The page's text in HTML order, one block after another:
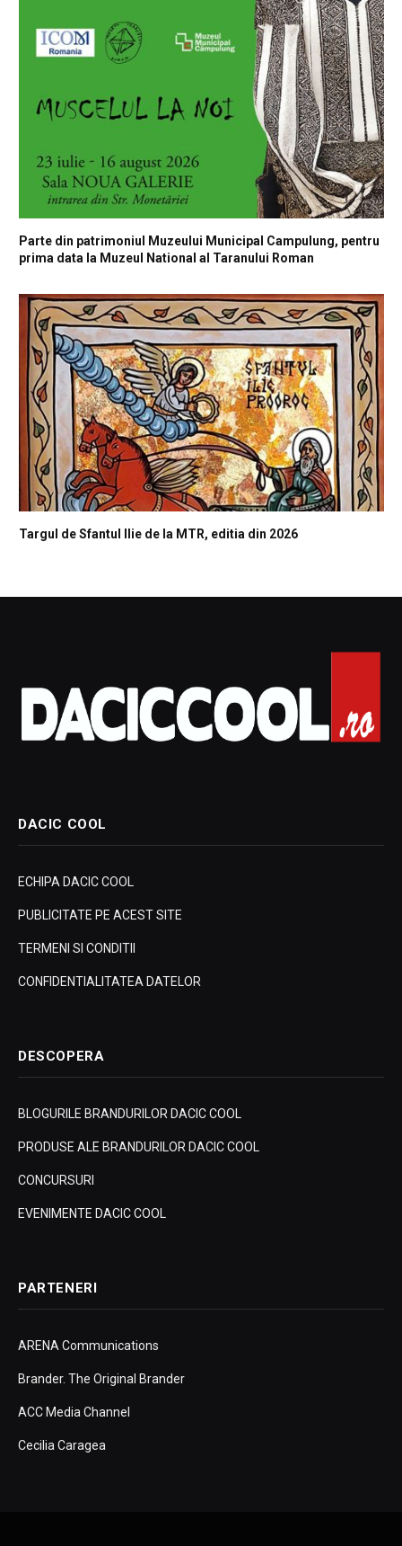
Parte din patrimoniul Muzeului Municipal Campulung, pentru
prima data la Muzeul National al Taranului Roman
Targul de Sfantul Ilie de la MTR, editia din 2026
DACIC COOL
ECHIPA DACIC COOL
PUBLICITATE PE ACEST SITE
TERMENI SI CONDITII
CONFIDENTIALITATEA DATELOR
DESCOPERA
BLOGURILE BRANDURILOR DACIC COOL
PRODUSE ALE BRANDURILOR DACIC COOL
CONCURSURI
EVENIMENTE DACIC COOL
PARTENERI
ARENA Communications
Brander. The Original Brander
ACC Media Channel
Cecilia Caragea